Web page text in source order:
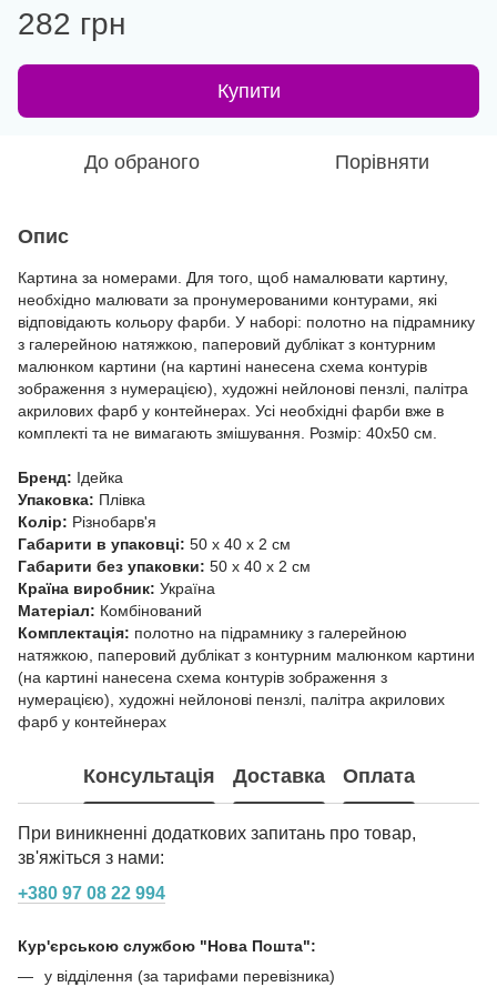
282 грн
Купити
До обраного Порівняти
Опис
Картина за номерами. Для того, щоб намалювати картину,
необхідно малювати за пронумерованими контурами, які
відповідають кольору фарби. У наборі: полотно на підрамнику
з галерейною натяжкою, паперовий дублікат з контурним
малюнком картини (на картині нанесена схема контурів
зображення з нумерацією), художні нейлонові пензлі, палітра
акрилових фарб у контейнерах. Усі необхідні фарби вже в
комплекті та не вимагають змішування. Розмір: 40х50 см.
Бренд: Ідейка
Упаковка: Плівка
Колір: Різнобарв'я
Габарити в упаковці: 50 x 40 x 2 см
Габарити без упаковки: 50 x 40 x 2 см
Країна виробник: Україна
Матеріал: Комбінований
Комплектація: полотно на підрамнику з галерейною
натяжкою, паперовий дублікат з контурним малюнком картини
(на картині нанесена схема контурів зображення з
нумерацією), художні нейлонові пензлі, палітра акрилових
фарб у контейнерах
Консультація Доставка Оплата
При виникненні додаткових запитань про товар,
зв'яжіться з нами:
+380 97 08 22 994
Кур'єрською службою "Нова Пошта":
у відділення (за тарифами перевізника)